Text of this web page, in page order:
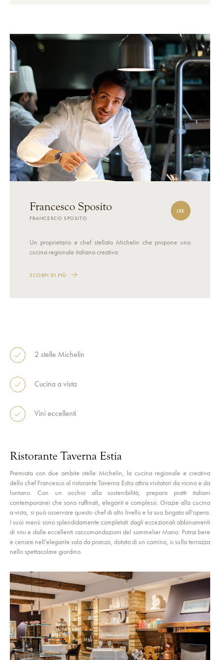
Francesco Sposito
FRANCESCO SPOSITO
JRE
Un proprietario e chef stellato Michelin che propone una
cucina regionale italiana creativa
SCORPI DI PIÙ
2 stelle Michelin
Cucina a vista
Vini eccellenti
Ristorante Taverna Estia
Premiata con due ambite stelle Michelin, la cucina regionale e creativa
dello chef Francesco al ristorante Taverna Estia attira visitatori da vicino e da
lontano. Con un occhio alla sostenibilità, prepara piatti italiani
contemporanei che sono raffinati, eleganti e complessi. Grazie alla cucina
a vista, si può osservare questo chef di alto livello e la sua brigata all'opera.
I suoi menù sono splendidamente completati dagli eccezionali abbinamenti
di vini e dalle eccellenti raccomandazioni del sommelier Mario. Potrai bere
e cenare nell'elegante sala da pranzo, dotata di un camino, o sulla terrazza
nello spettacolare giardino.